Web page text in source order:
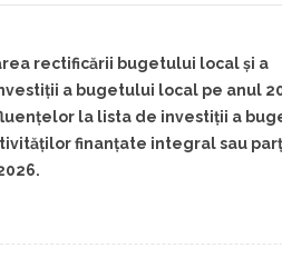
rectificării bugetului local și a
a bugetului local pe anul
la lista de investiții a
finanţate integral sau